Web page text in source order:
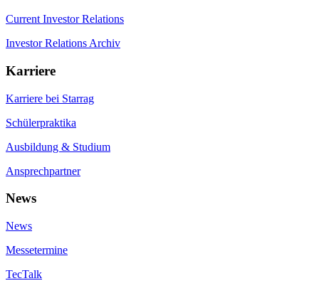
Current Investor Relations
Investor Relations Archiv
Karriere
Karriere bei Starrag
Schülerpraktika
Ausbildung & Studium
Ansprechpartner
News
News
Messetermine
TecTalk